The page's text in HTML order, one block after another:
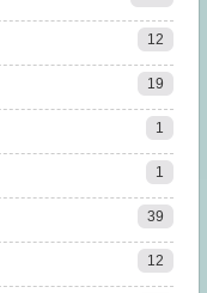
12
19
1
1
39
12